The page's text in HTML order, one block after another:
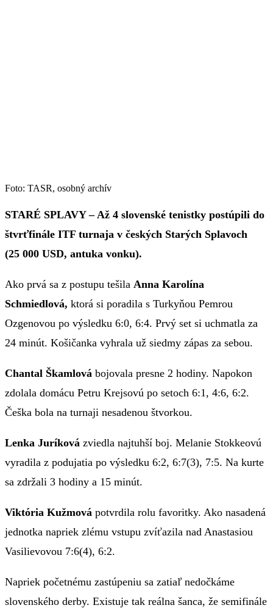
Foto: TASR, osobný archív
STARÉ SPLAVY – Až 4 slovenské tenistky postúpili do
štvrťfinále ITF turnaja v českých Starých Splavoch
(25 000 USD, antuka vonku).
Ako prvá sa z postupu tešila Anna Karolína
Schmiedlová, ktorá si poradila s Turkyňou Pemrou
Ozgenovou po výsledku 6:0, 6:4. Prvý set si uchmatla za
24 minút. Košičanka vyhrala už siedmy zápas za sebou.
Chantal Škamlová bojovala presne 2 hodiny. Napokon
zdolala domácu Petru Krejsovú po setoch 6:1, 4:6, 6:2.
Češka bola na turnaji nesadenou štvorkou.
Lenka Juríková zviedla najtuhší boj. Melanie Stokkeovú
vyradila z podujatia po výsledku 6:2, 6:7(3), 7:5. Na kurte
sa zdržali 3 hodiny a 15 minút.
Viktória Kužmová potvrdila rolu favoritky. Ako nasadená
jednotka napriek zlému vstupu zvíťazila nad Anastasiou
Vasilievovou 7:6(4), 6:2.
Napriek početnému zastúpeniu sa zatiaľ nedočkáme
slovenského derby. Existuje tak reálna šanca, že semifinále